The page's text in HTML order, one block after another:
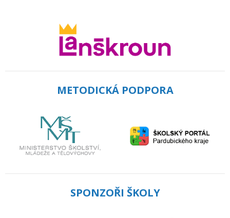
METODICKÁ PODPORA
SPONZOŘI ŠKOLY